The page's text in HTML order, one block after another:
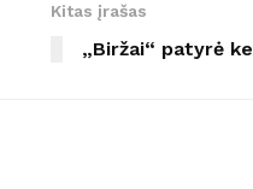
Kitas įrašas
„Biržai“ patyrė